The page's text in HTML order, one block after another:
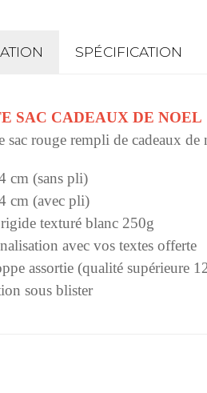
SPÉCIFICATION
SAC CADEAUX DE NOEL
sac rouge rempli de cadeaux de
cm (sans pli)
cm (avec pli)
texturé blanc 250g
avec vos textes offerte
assortie (qualité supérieure
sous blister